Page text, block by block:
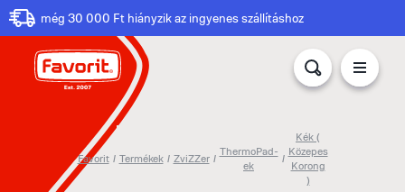
még 30 000 Ft hiányzik az ingyenes szállításhoz
Favorit / Termékek / ZviZZer /
ThermoPad-
ek
/
Kék (
Közepes
Korong
)